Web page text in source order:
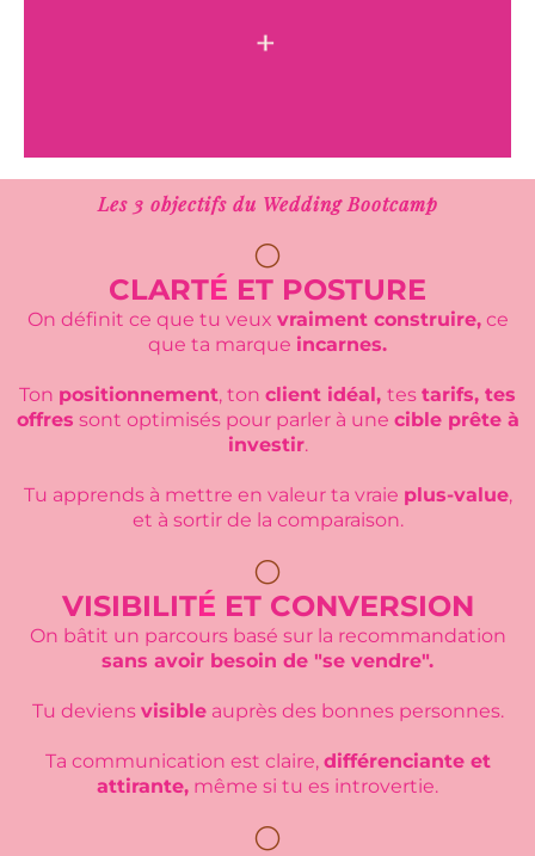
Les 3 objectifs du Wedding Bootcamp
⚪
CLARTÉ ET POSTURE
On définit ce que tu veux vraiment construire,ce
que ta marque incarnes.
Ton positionnement, ton client idéal, tes tarifs, tes
offres sont optimisés pour parler à une cible prête à
investir.
Tu apprends à mettre en valeur ta vraie plus-value,
et à sortir de la comparaison.
⚪
VISIBILITÉ ET CONVERSION
On bâtit un parcours basé sur la recommandation
sans avoir besoin de "se vendre".
Tu deviens visibleauprès des bonnes personnes.
Ta communication est claire, différenciante et
attirante, même si tu es introvertie.
⚪